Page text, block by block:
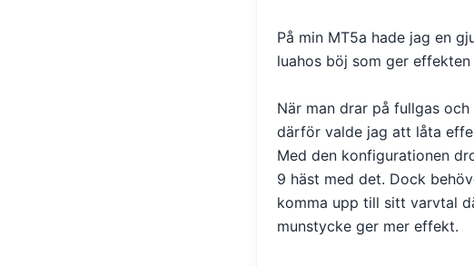
På min MT5a hade jag en
luahos böj som ger
När man drar på fullgas
därför valde jag att låta
Med den konfigurationen
9 häst med det. Dock
komma upp till sitt varvtal
munstycke ger mer effekt.